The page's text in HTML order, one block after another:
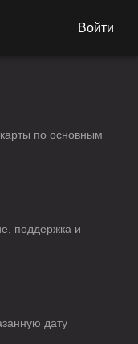
Войти
по основным
поддержка и
дату